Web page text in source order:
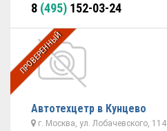
8 (495) 152-03-24
ПРОВЕРЕННЫЙ
Автотехцетр в Кунцево
г. Москва, ул. Лобачевского, 114